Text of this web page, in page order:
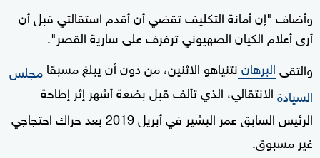
وأضاف "إن أمانة التكليف تقضي أن أقدم استقالتي قبل أن
أرى أعلام الكيان الصهيوني ترفرف على سارية القصر".
والتقىالبرهاننتنياهو الاثنين، من دون أن يبلغ مسبقامجلس
السيادةالانتقالي، الذي تألف قبل بضعة أشهر إثر إطاحة
الرئيس السابق عمر البشير في أبريل 2019 بعد حراك احتجاجي
غير مسبوق.